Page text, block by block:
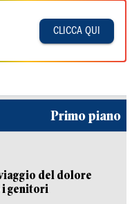
CLICCA QUI
Primo piano
del dolore
i genitori